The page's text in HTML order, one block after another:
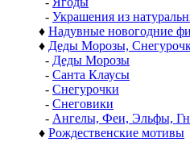
- Украшения из
♦ Надувные новогодние
♦ Деды Морозы,
- Деды Морозы
- Санта Клаусы
- Снегурочки
- Снеговики
- Ангелы, Феи, Эльфы,
♦ Рождественские мотивы